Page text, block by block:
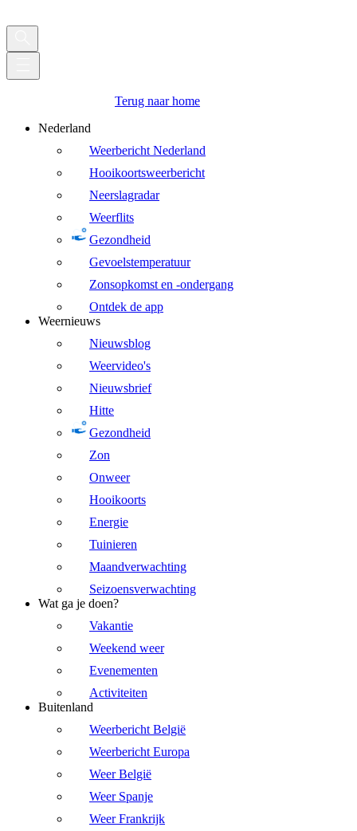
Terug naar home
Nederland
Weerbericht Nederland
Hooikoortsweerbericht
Neerslagradar
Weerflits
Gezondheid
Gevoelstemperatuur
Zonsopkomst en -ondergang
Ontdek de app
Weernieuws
Nieuwsblog
Weervideo's
Nieuwsbrief
Hitte
Gezondheid
Zon
Onweer
Hooikoorts
Energie
Tuinieren
Maandverwachting
Seizoensverwachting
Wat ga je doen?
Vakantie
Weekend weer
Evenementen
Activiteiten
Buitenland
Weerbericht België
Weerbericht Europa
Weer België
Weer Spanje
Weer Frankrijk